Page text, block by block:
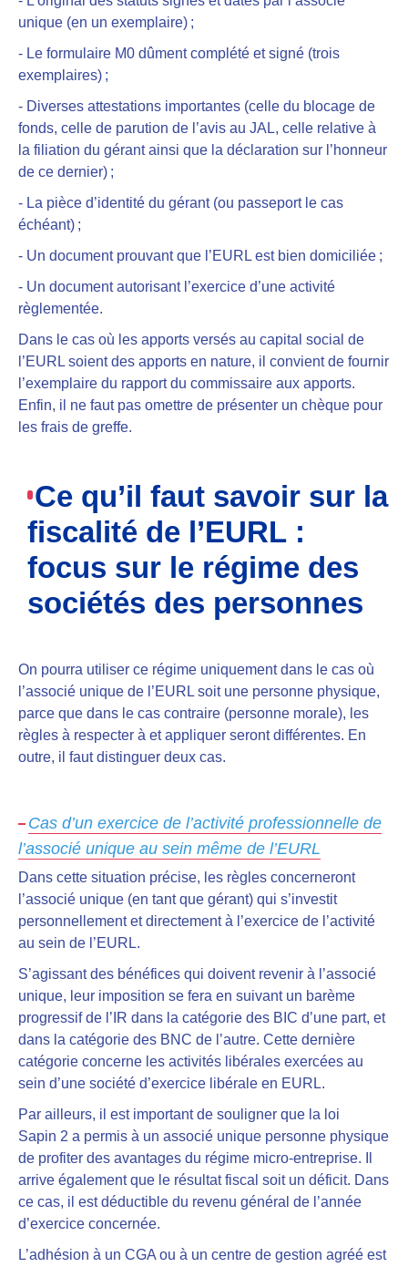
unique (en un exemplaire) ;
- Le formulaire M0 dûment complété et signé (trois
exemplaires) ;
- Diverses attestations importantes (celle du blocage de
fonds, celle de parution de l’avis au JAL, celle relative à
la filiation du gérant ainsi que la déclaration sur l’honneur
de ce dernier) ;
- La pièce d’identité du gérant (ou passeport le cas
échéant) ;
- Un document prouvant que l’EURL est bien domiciliée ;
- Un document autorisant l’exercice d’une activité
règlementée.
Dans le cas où les apports versés au capital social de
l’EURL soient des apports en nature, il convient de fournir
l’exemplaire du rapport du commissaire aux apports.
Enfin, il ne faut pas omettre de présenter un chèque pour
les frais de greffe.
Ce qu’il faut savoir sur la
fiscalité de l’EURL :
focus sur le régime des
sociétés des personnes
On pourra utiliser ce régime uniquement dans le cas où
l’associé unique de l’EURL soit une personne physique,
parce que dans le cas contraire (personne morale), les
règles à respecter à et appliquer seront différentes. En
outre, il faut distinguer deux cas.
Cas d’un exercice de l’activité professionnelle de
l’associé unique au sein même de l’EURL
Dans cette situation précise, les règles concerneront
l’associé unique (en tant que gérant) qui s’investit
personnellement et directement à l’exercice de l’activité
au sein de l’EURL.
S’agissant des bénéfices qui doivent revenir à l’associé
unique, leur imposition se fera en suivant un barème
progressif de l’IR dans la catégorie des BIC d’une part, et
dans la catégorie des BNC de l’autre. Cette dernière
catégorie concerne les activités libérales exercées au
sein d’une société d’exercice libérale en EURL.
Par ailleurs, il est important de souligner que la loi
Sapin 2 a permis à un associé unique personne physique
de profiter des avantages du régime micro-entreprise. Il
arrive également que le résultat fiscal soit un déficit. Dans
ce cas, il est déductible du revenu général de l’année
d’exercice concernée.
L’adhésion à un CGA ou à un centre de gestion agréé est